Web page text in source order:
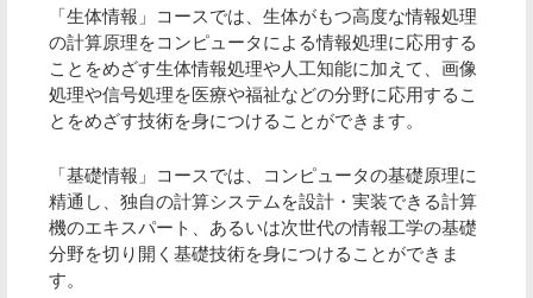
「生体情報」コースでは、生体がもつ高度な情報処理
の計算原理をコンピュータによる情報処理に応用する
ことをめざす生体情報処理や人工知能に加えて、画像
処理や信号処理を医療や福祉などの分野に応用するこ
とをめざす技術を身につけることができます。
「基礎情報」コースでは、コンピュータの基礎原理に
精通し、独自の計算システムを設計・実装できる計算
機のエキスパート、あるいは次世代の情報工学の基礎
分野を切り開く基礎技術を身につけることができま
す。